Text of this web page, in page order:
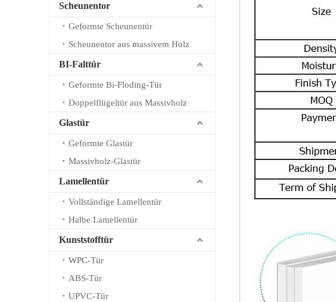
Scheunentor
Geformte Scheunentür
Scheunentor aus massivem Holz
BI-Falttür
Geformte Bi-Floding-Tür
Doppelflügeltür aus Massivholz
Glastür
Geformte Glastür
Massivholz-Glastür
Lamellentür
Vollständige Lamellentür
Halbe Lamellentür
Kunststofftür
WPC-Tür
ABS-Tür
UPVC-Tür